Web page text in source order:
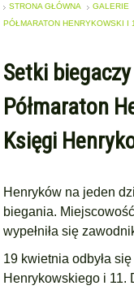
STRONA GŁÓWNA GALERIE
PÓŁMARATON HENRYKOWSKI I
Setki
Półmaraton
Księgi
Henryków na jeden
biegania.
wypełniła się
19 kwietnia odbyła
Henrykowskiego i 11.